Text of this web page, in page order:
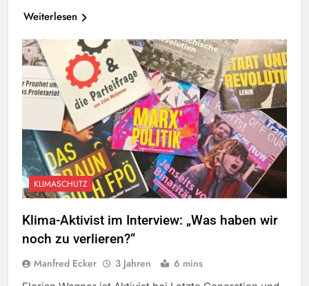
Weiterlesen
KLIMASCHUTZ
Klima-Aktivist im Interview: „Was haben wir
noch zu verlieren?“
Manfred Ecker 3 Jahren 6 mins